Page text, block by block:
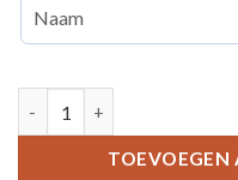
TOEVOEGEN